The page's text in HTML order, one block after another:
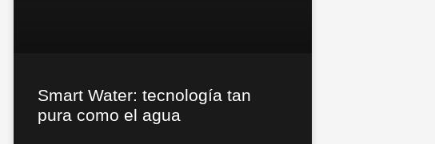
Smart Water: tecnología tan
pura como el agua